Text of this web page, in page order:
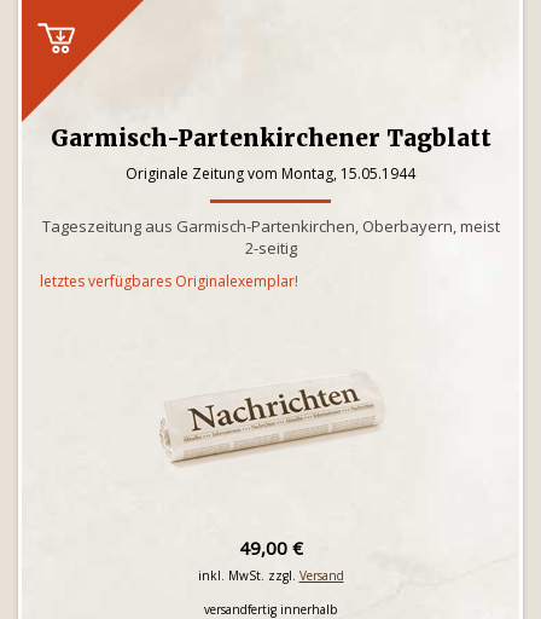
Garmisch-Partenkirchener Tagblatt
Originale Zeitung vom Montag, 15.05.1944
Tageszeitung aus Garmisch-Partenkirchen, Oberbayern, meist
2-seitig
letztes verfügbares Originalexemplar!
49,00 €
inkl. MwSt. zzgl. Versand
versandfertig innerhalb